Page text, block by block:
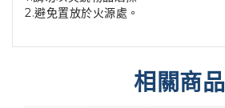
2.避免置放於火源處。
相關商品